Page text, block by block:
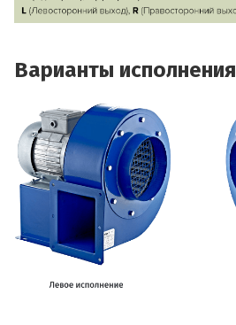
Варианты исполнения